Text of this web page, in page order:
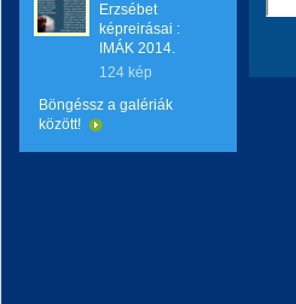
Erzsébet
képreirásai :
IMÁK 2014.
124 kép
Böngéssz a galériák
között!